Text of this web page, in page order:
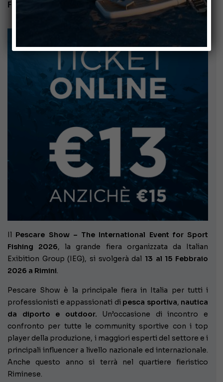
Febbraio 13 Febbraio 15
Il Pescare Show – The International Event for Sport
Fishing 2026, la grande fiera organizzata da Italian
Exibition Group (IEG), si svolgerà dal 13 al 15 Febbraio
2026 a Rimini.
Pescare Show è la principale fiera in Italia per tutti i
professionisti e appassionati di pesca sportiva, nautica
da diporto e outdoor. Un’occasione di incontro e
confronto per tutte le community sportive con i top
player della produzione, i maggiori esperti del settore e i
principali influencer a livello nazionale ed internazionale.
Anche questo anno si terrà nel quartiere fieristico
Riminese.